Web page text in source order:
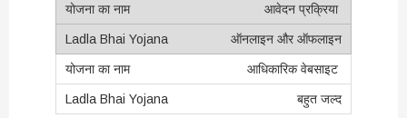
आवेदन प्रक्रिया
ऑनलाइन और ऑफलाइन
आधिकारिक वेबसाइट
बहुत जल्द